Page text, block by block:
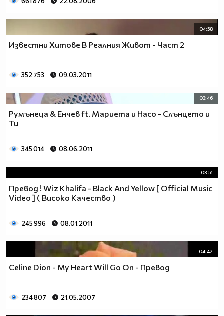
04:58
Известни Хитове В Реалния Живот - Част 2
352 753 09.03.2011
03:46
Румънеца & Енчев ft. Мариета и Насо - Слънцето и
Ти
345 014 08.06.2011
03:51
Превод ! Wiz Khalifa - Black And Yellow [ Official Music
Video ] ( Високо Качество )
245 996 08.01.2011
04:42
Celine Dion - My Heart Will Go On - Превод
234 807 21.05.2007